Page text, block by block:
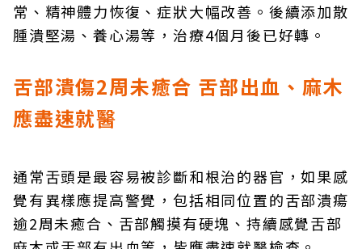
常、精神體力恢復、症狀大幅改善。後續添加散
腫潰堅湯、養心湯等，治療4個月後已好轉。
舌部潰傷2周未癒合 舌部出血、麻木
應盡速就醫
通常舌頭是最容易被診斷和根治的器官，如果感
覺有異樣應提高警覺，包括相同位置的舌部潰瘍
逾2周未癒合、舌部觸摸有硬塊、持續感覺舌部